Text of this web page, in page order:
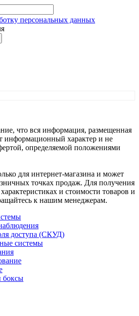
персональных данных
что вся информация, размещенная
информационный характер и не
определяемой положениями
для интернет-магазина и может
точках продаж. Для получения
и стоимости товаров и
к нашим менеджерам.
доступа (СКУД)
системы